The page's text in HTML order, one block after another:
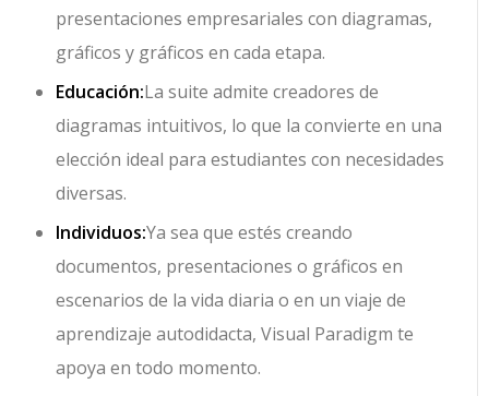
presentaciones empresariales con diagramas,
gráficos y gráficos en cada etapa.
Educación:La suite admite creadores de
diagramas intuitivos, lo que la convierte en una
elección ideal para estudiantes con necesidades
diversas.
Individuos:Ya sea que estés creando
documentos, presentaciones o gráficos en
escenarios de la vida diaria o en un viaje de
aprendizaje autodidacta, Visual Paradigm te
apoya en todo momento.